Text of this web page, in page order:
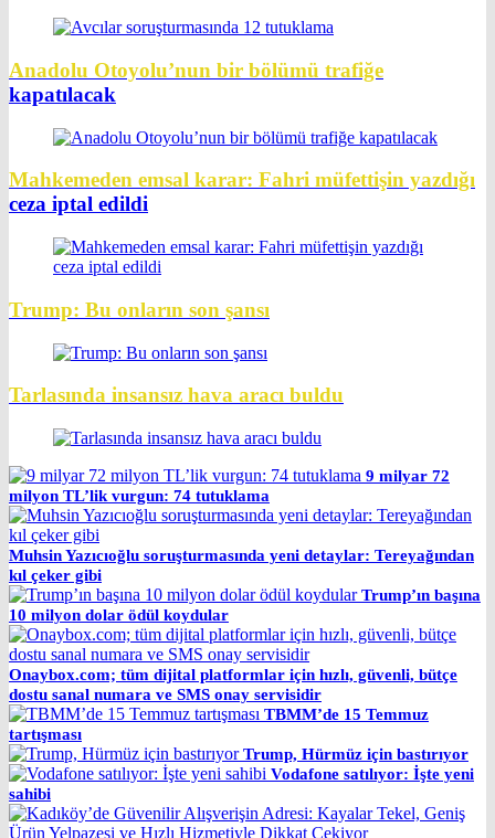
Anadolu Otoyolu’nun bir bölümü trafiğe
kapatılacak
Mahkemeden emsal karar: Fahri müfettişin yazdığı
ceza iptal edildi
Trump: Bu onların son şansı
Tarlasında insansız hava aracı buldu
9 milyar 72
milyon TL’lik vurgun: 74 tutuklama
Muhsin Yazıcıoğlu soruşturmasında yeni detaylar: Tereyağından
kıl çeker gibi
Trump’ın başına
10 milyon dolar ödül koydular
Onaybox.com; tüm dijital platformlar için hızlı, güvenli, bütçe
dostu sanal numara ve SMS onay servisidir
TBMM’de 15 Temmuz
tartışması
Trump, Hürmüz için bastırıyor
Vodafone satılıyor: İşte yeni
sahibi